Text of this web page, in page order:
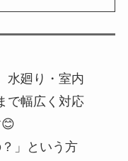
水廻り・室内
で幅広く対応
？」という方